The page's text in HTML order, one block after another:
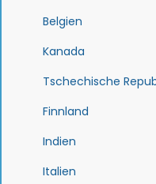
Belgien
Kanada
Tschechische
Finnland
Indien
Italien